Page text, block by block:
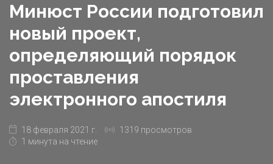
Минюст России подготовил
новый проект,
определяющий порядок
проставления
электронного апостиля
18 февраля 2021 г.
1319 просмотров
1 минута на чтение